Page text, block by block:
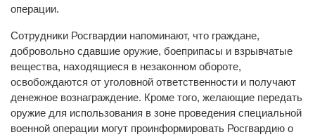
операции.
Сотрудники Росгвардии напоминают, что граждане,
добровольно сдавшие оружие, боеприпасы и взрывчатые
вещества, находящиеся в незаконном обороте,
освобождаются от уголовной ответственности и получают
денежное вознаграждение. Кроме того, желающие передать
оружие для использования в зоне проведения специальной
военной операции могут проинформировать Росгвардию о